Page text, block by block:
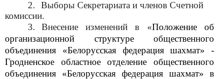
2.
Выборы Секретариата и членов Счетной
комиссии.
3.
Внесение изменений в «Положение об
организационной структуре общественного
объединения «Белорусская федерация шахмат» -
Гродненское областное отделение общественного
объединения «Белорусская федерация шахмат» в